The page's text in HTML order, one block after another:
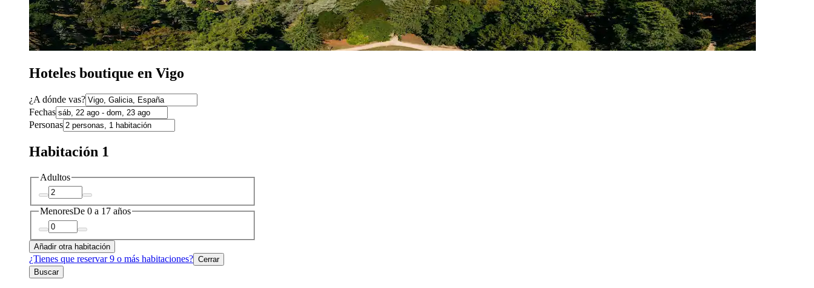
Hoteles boutique en Vigo
¿A dónde vas?
Fechas
Personas
Habitación 1
Adultos
MenoresDe 0 a 17 años
Añadir otra habitación
¿Tienes que reservar 9 o más habitaciones? Cerrar
Buscar